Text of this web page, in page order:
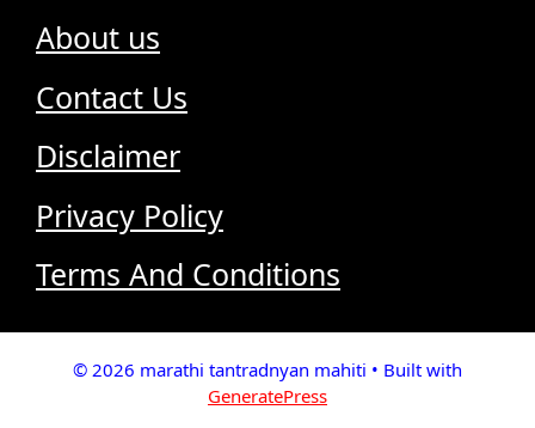
About us
Contact Us
Disclaimer
Privacy Policy
Terms And Conditions
© 2026 marathi tantradnyan mahiti • Built with
GeneratePress